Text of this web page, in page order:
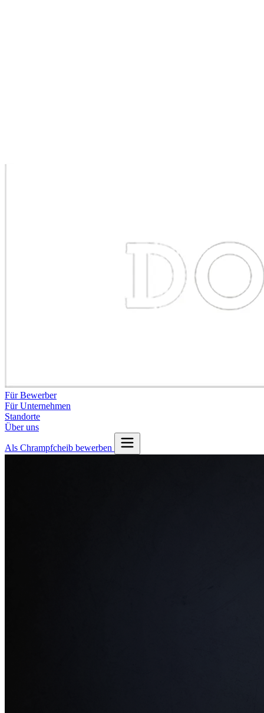
Für Bewerber
Für Unternehmen
Standorte
Über uns
Als Chrampfcheib bewerben